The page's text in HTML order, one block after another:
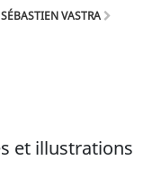
VASTRA
et illustrations